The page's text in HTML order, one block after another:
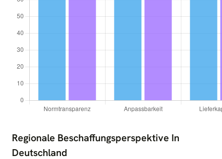
Regionale Beschaffungsperspektive In
Deutschland